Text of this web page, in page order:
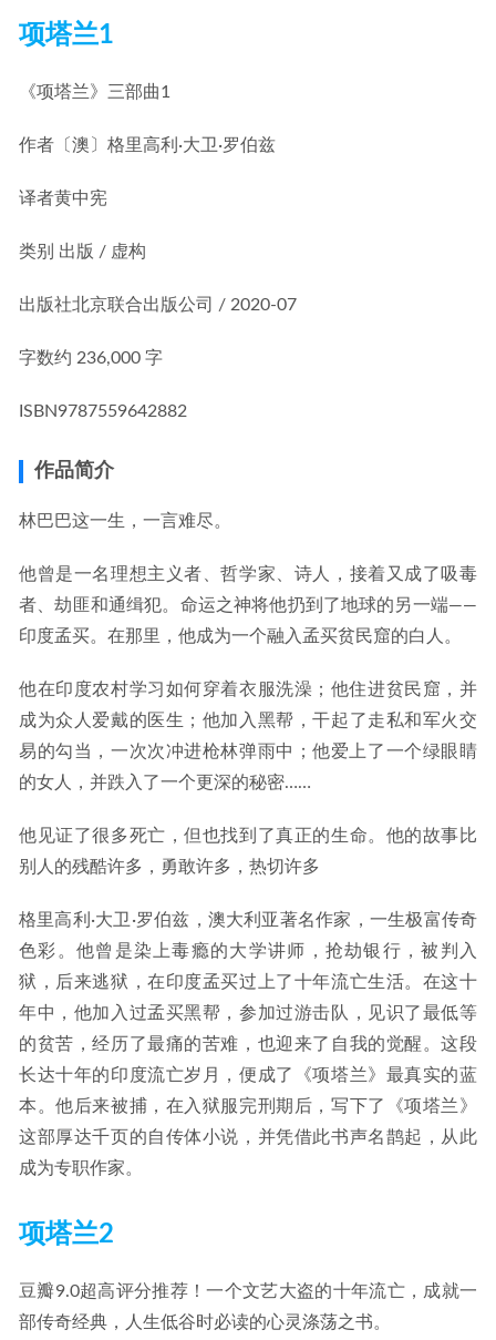
项塔兰1
《项塔兰》三部曲1
作者 〔澳〕格里高利·大卫·罗伯兹
译者黄中宪
类别 出版 / 虚构
出版社北京联合出版公司 / 2020-07
字数约 236,000 字
ISBN9787559642882
作品简介
林巴巴这一生，一言难尽。
他曾是一名理想主义者、哲学家、诗人，接着又成了吸毒
者、劫匪和通缉犯。命运之神将他扔到了地球的另一端——
印度孟买。在那里，他成为一个融入孟买贫民窟的白人。
他在印度农村学习如何穿着衣服洗澡；他住进贫民窟，并
成为众人爱戴的医生；他加入黑帮，干起了走私和军火交
易的勾当，一次次冲进枪林弹雨中；他爱上了一个绿眼睛
的女人，并跌入了一个更深的秘密……
他见证了很多死亡，但也找到了真正的生命。他的故事比
别人的残酷许多，勇敢许多，热切许多
格里高利·大卫·罗伯兹，澳大利亚著名作家，一生极富传奇
色彩。他曾是染上毒瘾的大学讲师，抢劫银行，被判入
狱，后来逃狱，在印度孟买过上了十年流亡生活。在这十
年中，他加入过孟买黑帮，参加过游击队，见识了最低等
的贫苦，经历了最痛的苦难，也迎来了自我的觉醒。这段
长达十年的印度流亡岁月，便成了《项塔兰》最真实的蓝
本。他后来被捕，在入狱服完刑期后，写下了《项塔兰》
这部厚达千页的自传体小说，并凭借此书声名鹊起，从此
成为专职作家。
项塔兰2
豆瓣9.0超高评分推荐！一个文艺大盗的十年流亡，成就一
部传奇经典，人生低谷时必读的心灵涤荡之书。